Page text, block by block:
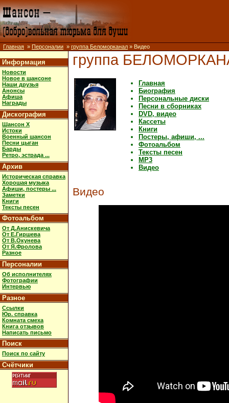
Главная » Персоналии » группа Беломорканал » Видео
Информация
Новости
Новое в шансоне
Наши друзья
Анонсы
Афиша
Награды
Дискография
Шансон X
Истоки
Военный шансон
Песни цыган
Барды
Ретро, эстрада ...
Архив
Историческая справка
Хорошая музыка
Афиши, постеры ...
Заметки
Книги
Тексты песен
Фотоальбом
От Д.Анискевича
От Е.Гиршева
От В.Окунева
От Я.Фролова
Разное
Персоналии
Об исполнителях
Фотографии
Интервью
Разное
Ссылки
Юр. справка
Комната смеха
Книга отзывов
Написать письмо
Поиск
Поиск по сайту
Счётчики
группа
Главная
Биография
Персональные диски
Песни в сборниках
DVD, видео
Кассеты
Книги
Постеры, афиши, ...
Фотоальбом
Тексты песен
MP3
Видео
Видео